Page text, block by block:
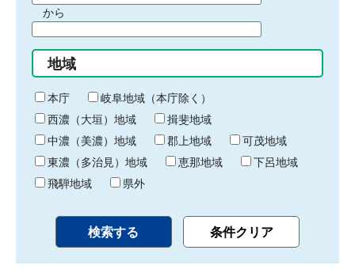
間
始
り
から
間
終
わ
り
地域
本庁
岐阜地域（本庁除く）
西濃（大垣）地域
揖斐地域
中濃（美濃）地域
郡上地域
可茂地域
東濃（多治見）地域
恵那地域
下呂地域
飛騨地域
県外